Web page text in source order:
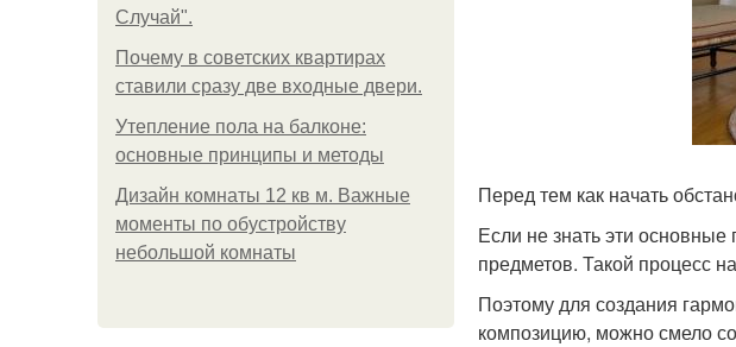
Случай".
Почему в советских квартирах
ставили сразу две входные двери.
Утепление пола на балконе:
основные принципы и методы
Дизайн комнаты 12 кв м. Важные
моменты по обустройству
небольшой комнаты
Перед тем как начать
Если не знать эти
предметов. Такой процесс
Поэтому для создания
композицию, можно смело